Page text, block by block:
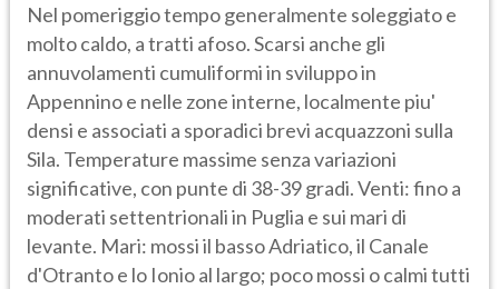
Nel pomeriggio tempo generalmente soleggiato e
molto caldo, a tratti afoso. Scarsi anche gli
annuvolamenti cumuliformi in sviluppo in
Appennino e nelle zone interne, localmente piu'
densi e associati a sporadici brevi acquazzoni sulla
Sila. Temperature massime senza variazioni
significative, con punte di 38-39 gradi. Venti: fino a
moderati settentrionali in Puglia e sui mari di
levante. Mari: mossi il basso Adriatico, il Canale
d'Otranto e lo Ionio al largo; poco mossi o calmi tutti